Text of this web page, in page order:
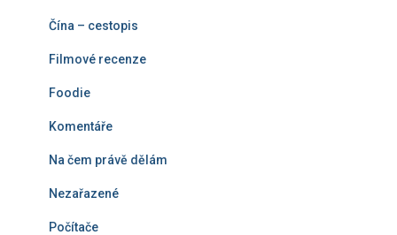
Čína – cestopis
Filmové recenze
Foodie
Komentáře
Na čem právě dělám
Nezařazené
Počítače